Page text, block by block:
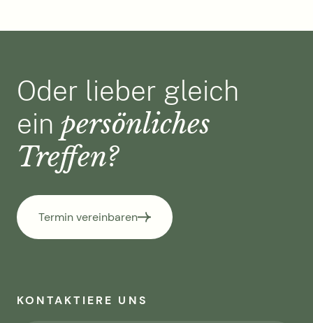
Oder lieber gleich
ein persönliches
Treffen?
Termin vereinbaren
KONTAKTIERE UNS